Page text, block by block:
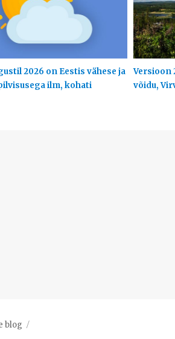
2026 on Eestis vähese ja
ilm, kohati
Versioon
võidu,
blog